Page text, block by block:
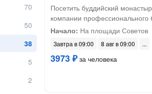
Посетить буддийский
компании профессионального
Начало: На площади Советов
Завтра в 09:00 8 авг в 09:00
3973 ₽за человека